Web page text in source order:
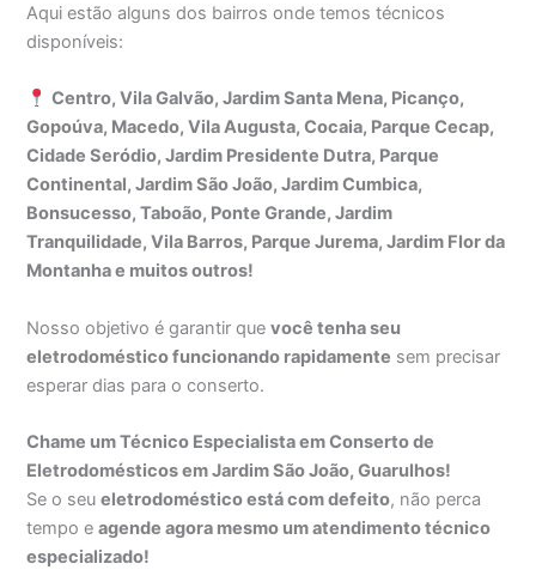
Aqui estão alguns dos bairros onde temos técnicos
disponíveis:
Centro, Vila Galvão, Jardim Santa Mena, Picanço,
Gopoúva, Macedo, Vila Augusta, Cocaia, Parque Cecap,
Cidade Seródio, Jardim Presidente Dutra, Parque
Continental, Jardim São João, Jardim Cumbica,
Bonsucesso, Taboão, Ponte Grande, Jardim
Tranquilidade, Vila Barros, Parque Jurema, Jardim Flor da
Montanha e muitos outros!
Nosso objetivo é garantir quevocê tenha seu
eletrodoméstico funcionando rapidamente sem precisar
esperar dias para o conserto.
Chame um Técnico Especialista em Conserto de
Eletrodomésticos em Jardim São João, Guarulhos!
Se o seueletrodoméstico está com defeito, não perca
tempo eagende agora mesmo um atendimento técnico
especializado!